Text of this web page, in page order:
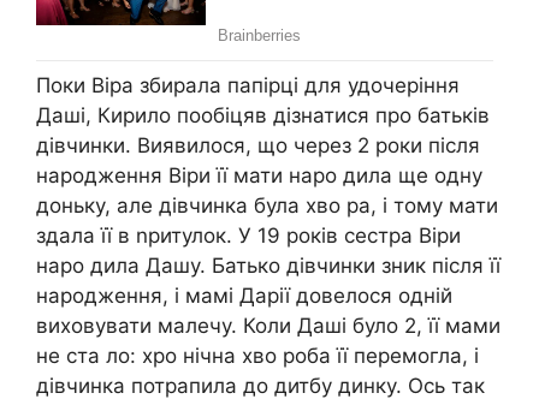
Поки Віра збирала папірці для удочеріння
Даші, Кирило пообіцяв дізнатися про батьків
дівчинки. Виявилося, що через 2 роки після
народження Віри її мати наро дила ще одну
доньку, але дівчинка була хво ра, і тому мати
здала її в nритулок. У 19 років сестра Віри
наро дила Дашу. Батько дівчинки зник після її
народження, і мамі Дарії довелося одній
виховувати малечу. Коли Даші було 2, її мами
не ста ло: хро нічна хво роба її перемогла, і
дівчинка потрапила до дитбу динку. Ось так